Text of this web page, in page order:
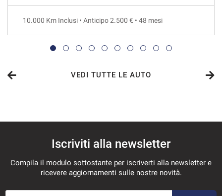
36 Mesi
VEDI
10.000 Km Inclusi • Anticipo 2.500 € • 48 mesi
VEDI TUTTE LE AUTO
Iscriviti alla newsletter
Compila il modulo sottostante per iscriverti alla newsletter e
ricevere aggiornamenti sulle nostre novità.